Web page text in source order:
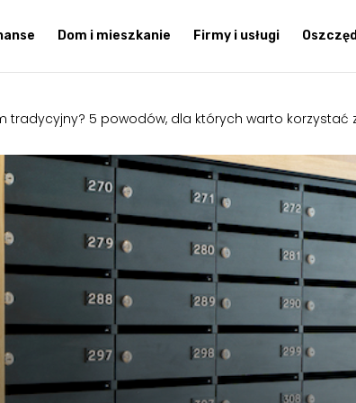
Dom i mieszkanie Firmy i usługi
tradycyjny? 5 powodów, dla których warto korzystać